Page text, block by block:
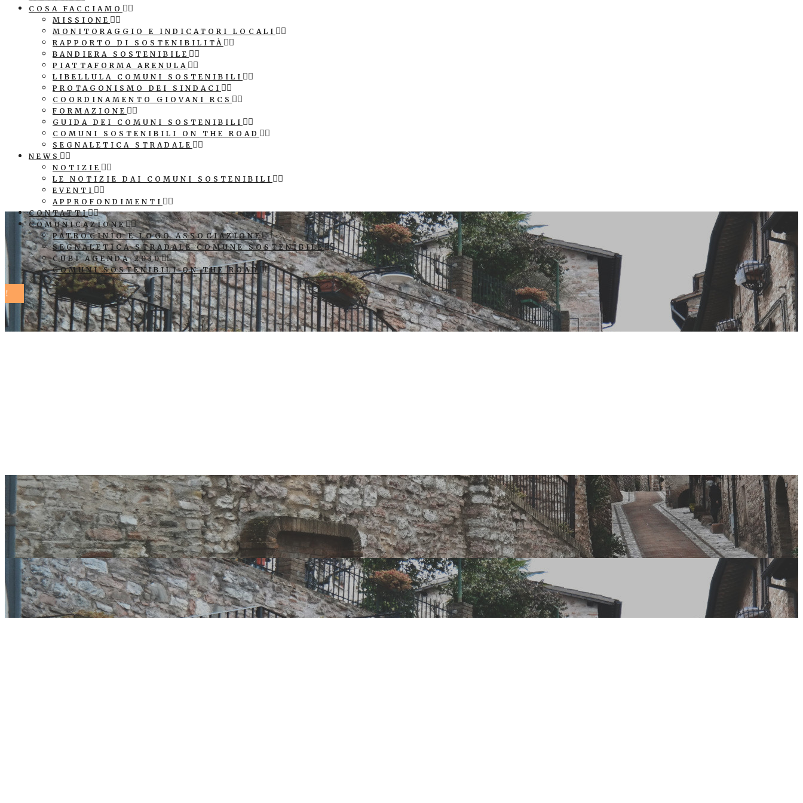
COSA FACCIAMO
MISSIONE
MONITORAGGIO E INDICATORI LOCALI
RAPPORTO DI SOSTENIBILITÀ
BANDIERA SOSTENIBILE
PIATTAFORMA ARENULA
LIBELLULA COMUNI SOSTENIBILI
PROTAGONISMO DEI SINDACI
COORDINAMENTO GIOVANI RCS
FORMAZIONE
GUIDA DEI COMUNI SOSTENIBILI
COMUNI SOSTENIBILI ON THE ROAD
SEGNALETICA STRADALE
NEWS
NOTIZIE
LE NOTIZIE DAI COMUNI SOSTENIBILI
EVENTI
APPROFONDIMENTI
CONTATTI
COMUNICAZIONE
PATROCINIO E LOGO ASSOCIAZIONE
SEGNALETICA STRADALE COMUNE SOSTENIBILE
CUBI AGENDA 2030
COMUNI SOSTENIBILI ON THE ROAD